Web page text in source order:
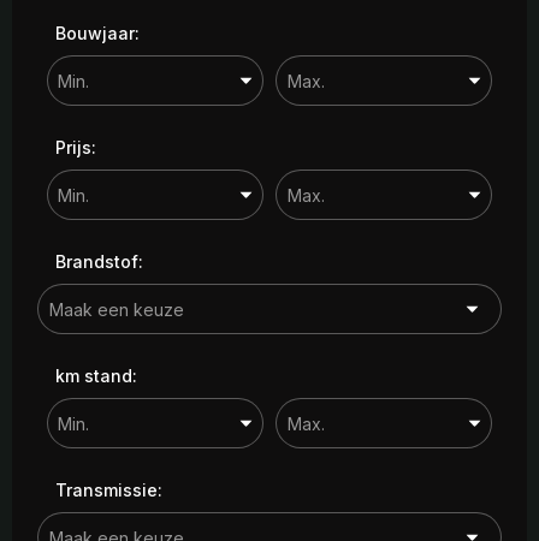
Bouwjaar:
Prijs:
Brandstof:
km stand:
Transmissie: